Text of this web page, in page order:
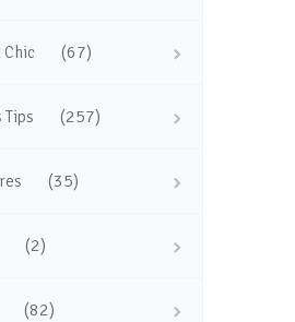
Chic (67)
Tips (257)
(35)
(2)
(82)